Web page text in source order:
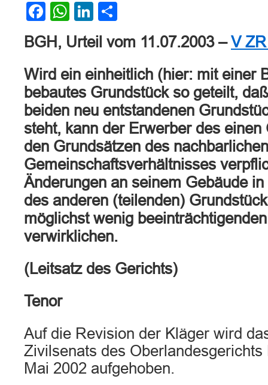
Facebook
WhatsApp
LinkedIn
BGH, Urteil vom 11.07.2003 –V
Wird ein einheitlich (hier: mit einer
bebautes Grundstück so geteilt,
beiden neu entstandenen
steht, kann der Erwerber des einen
den Grundsätzen des nachbarlichen
Gemeinschaftsverhältnisses
Änderungen an seinem Gebäude
des anderen (teilenden)
möglichst wenig
verwirklichen.
(Leitsatz des Gerichts)
Tenor
Auf die Revision der Kläger wird
Zivilsenats des Oberlandesgerichts
Mai 2002 aufgehoben.